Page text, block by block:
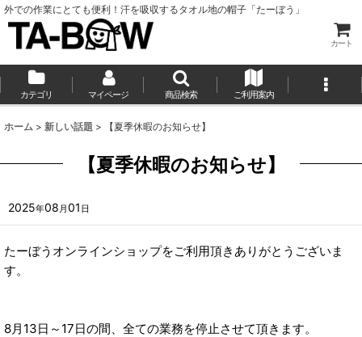
外での作業にとても便利！汗を吸収するタオル地の帽子「たーぼう」
カート
カテゴリ マイページ 商品検索 ご利用案内
ホーム > 新しい話題 > 【夏季休暇のお知らせ】
【夏季休暇のお知らせ】
2025年08 月01 日
たーぼうオンラインショップをご利用頂きありがとうございま
す。
8月13日～17日の間、全ての業務を停止させて頂きます。